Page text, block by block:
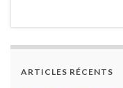
ARTICLES RÉCENTS